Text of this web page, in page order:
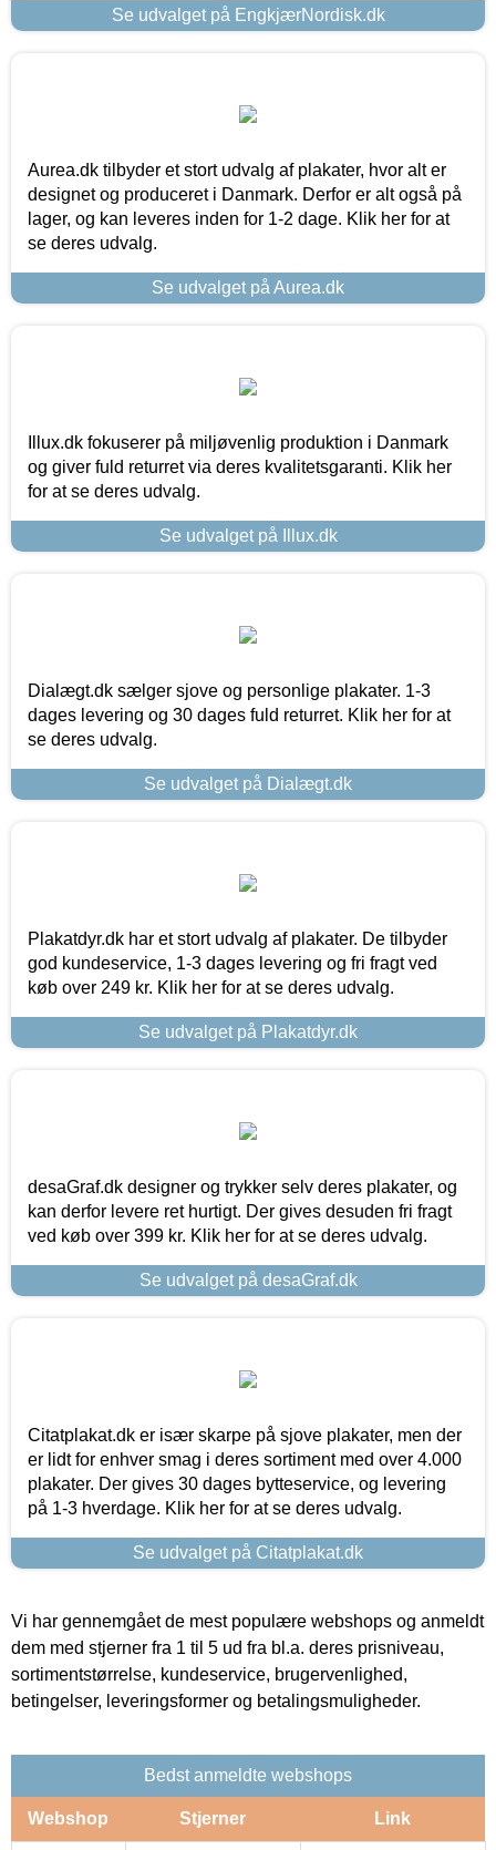
Se udvalget på EngkjærNordisk.dk
Aurea.dk tilbyder et stort udvalg af plakater, hvor alt er
designet og produceret i Danmark. Derfor er alt også på
lager, og kan leveres inden for 1-2 dage. Klik her for at
se deres udvalg.
Se udvalget på Aurea.dk
Illux.dk fokuserer på miljøvenlig produktion i Danmark
og giver fuld returret via deres kvalitetsgaranti. Klik her
for at se deres udvalg.
Se udvalget på Illux.dk
Dialægt.dk sælger sjove og personlige plakater. 1-3
dages levering og 30 dages fuld returret. Klik her for at
se deres udvalg.
Se udvalget på Dialægt.dk
Plakatdyr.dk har et stort udvalg af plakater. De tilbyder
god kundeservice, 1-3 dages levering og fri fragt ved
køb over 249 kr. Klik her for at se deres udvalg.
Se udvalget på Plakatdyr.dk
desaGraf.dk designer og trykker selv deres plakater, og
kan derfor levere ret hurtigt. Der gives desuden fri fragt
ved køb over 399 kr. Klik her for at se deres udvalg.
Se udvalget på desaGraf.dk
Citatplakat.dk er især skarpe på sjove plakater, men der
er lidt for enhver smag i deres sortiment med over 4.000
plakater. Der gives 30 dages bytteservice, og levering
på 1-3 hverdage. Klik her for at se deres udvalg.
Se udvalget på Citatplakat.dk
Vi har gennemgået de mest populære webshops og anmeldt
dem med stjerner fra 1 til 5 ud fra bl.a. deres prisniveau,
sortimentstørrelse, kundeservice, brugervenlighed,
betingelser, leveringsformer og betalingsmuligheder.
Bedst anmeldte webshops
Webshop Stjerner Link